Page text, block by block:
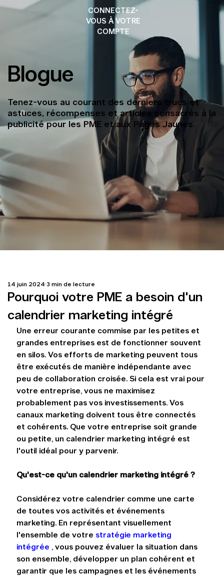
CONNECTEZ-
VOUS À VOTRE
COMPTE
Blogue
Tenez-vous au courant des derniers trucs et
astuces, récompenses et articles consacrés à la
publicité pour les PME et aux Pages Jaunes.
Pourquoi votre PME a besoin d'un
calendrier marketing intégré
14 juin 2024 3 min de lecture
Une erreur courante commise par les petites et
grandes entreprises est de fonctionner souvent
en silos. Vos efforts de marketing peuvent tous
être exécutés de manière indépendante avec
peu de collaboration croisée. Si cela est vrai pour
votre entreprise, vous ne maximisez
probablement pas vos investissements. Vos
canaux marketing doivent tous être connectés
et cohérents. Que votre entreprise soit grande
ou petite, un calendrier marketing intégré est
l'outil idéal pour y parvenir.
Qu'est-ce qu'un calendrier marketing intégré ?
Considérez votre calendrier comme une carte
de toutes vos activités et événements
marketing. En représentant visuellement
l'ensemble de votre stratégie marketing
intégrée , vous pouvez évaluer la situation dans
son ensemble, développer un plan cohérent et
garantir que les campagnes et les événements